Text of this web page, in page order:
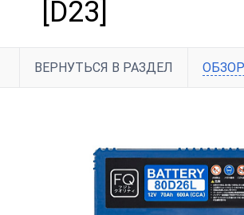
[D23]
ВЕРНУТЬСЯ В РАЗДЕЛ